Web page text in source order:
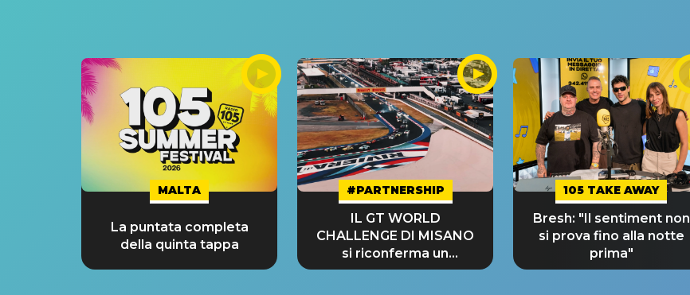
MALTA
La puntata completa
della quinta tappa
#PARTNERSHIP
IL GT WORLD
CHALLENGE DI MISANO
si riconferma un
GRANDE SUCCESSO!
105 TAKE AWAY
Bresh: "Il sentiment non
si prova fino alla notte
prima"